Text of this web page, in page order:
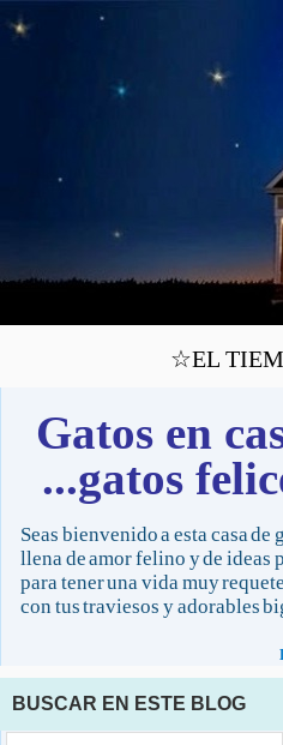
☆EL
Gatos en
...gatos
Seas bienvenido a esta casa de
llena de amor felino y de ideas
para tener una vida muy
con tus traviesos y adorables
BUSCAR EN ESTE BLOG